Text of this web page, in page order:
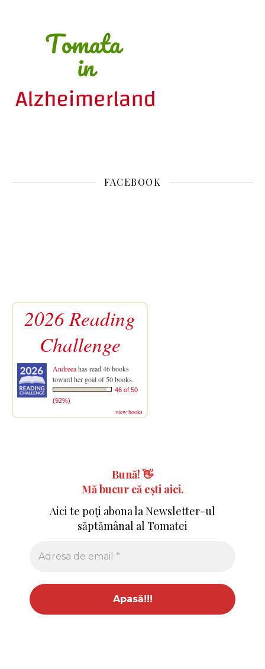
FACEBOOK
2026 Reading
Challenge
Andreeahas read 46 books
toward her goal of 50 books.
46 of 50
(92%)
view books
Bună! 👋
Mă bucur că ești aici.
Aici te poți abona la Newsletter-ul
săptămânal al Tomatei